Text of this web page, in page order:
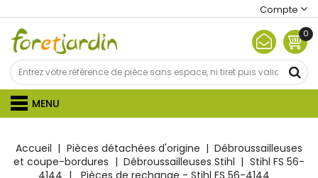
Compte
0
MENU
Accueil Pièces détachées d'origine
Débroussailleuses
et coupe-bordures
Débroussailleuses Stihl
Stihl FS 56-
4144
Pièces de rechange - Stihl FS 56-4144